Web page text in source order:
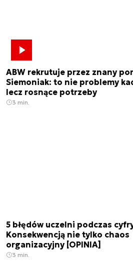
ABW rekrutuje przez znany
Siemoniak: to nie problemy
lecz rosnące potrzeby
3 min.
5 błędów uczelni podczas
Konsekwencją nie tylko chaos
organizacyjny [OPINIA]
3 min.